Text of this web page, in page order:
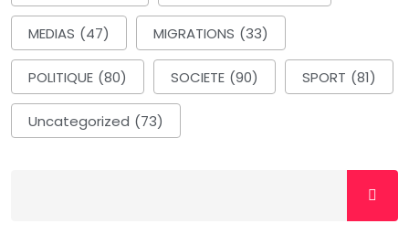
MEDIAS (47) MIGRATIONS (33)
POLITIQUE (80) SOCIETE (90) SPORT (81)
Uncategorized (73)